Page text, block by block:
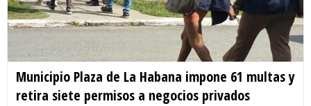
Municipio Plaza de La Habana impone 61 multas y
retira siete permisos a negocios privados